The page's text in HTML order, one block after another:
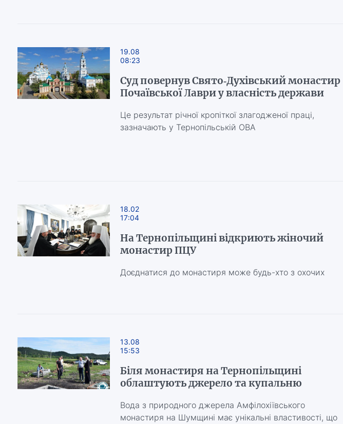
19.08
08:23
Суд повернув Свято-Духівський монастир
Почаївської Лаври у власність держави
Це результат річної кропіткої злагодженої праці,
зазначають у Тернопільській ОВА
18.02
17:04
На Тернопільщині відкриють жіночий
монастир ПЦУ
Доєднатися до монастиря може будь-хто з охочих
13.08
15:53
Біля монастиря на Тернопільщині
облаштують джерело та купальню
Вода з природного джерела Амфілохіївського
монастиря на Шумщині має унікальні властивості, що